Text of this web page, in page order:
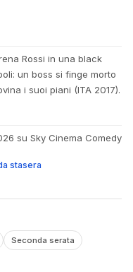
Rossi in una black
un boss si finge morto
i suoi piani (ITA 2017).
su Sky Cinema Comedy
stasera
Seconda serata